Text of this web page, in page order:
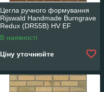
Цегла ручного формування
Rijswald Handmade Burngrave
Redux (DR55B) HV EF
215x100x65
В наявності
Ціну уточнюйте